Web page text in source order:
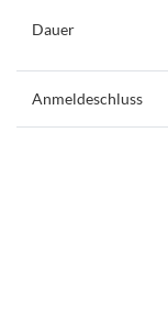
Dauer
Anmeldeschluss